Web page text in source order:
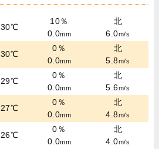
30℃
10％
0.0mm
北
6.0m/s
30℃
0％
0.0mm
北
5.8m/s
29℃
0％
0.0mm
北
5.6m/s
27℃
0％
0.0mm
北
4.8m/s
26℃
0％
0.0mm
北
4.0m/s